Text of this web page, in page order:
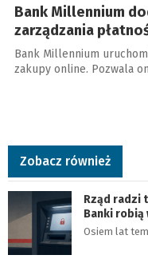
Bank Millennium
zarządzania
Bank Millennium
zakupy online. Pozwala
Zobacz również
Rząd radzi
Banki robią
Osiem lat